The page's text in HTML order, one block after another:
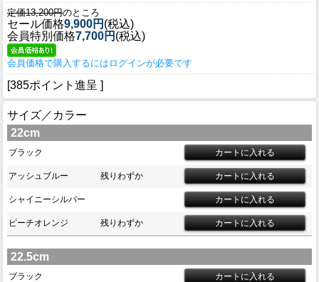
定価13,200円のところ
セール価格9,900円 (税込)
会員特別価格7,700円 (税込)
会員価格で購入するにはログインが必要です
[385ポイント進呈 ]
サイズ／カラー
22cm
ブラック
アッシュブルー 残りわずか
シャイニーシルバー
ピーチオレンジ 残りわずか
22.5cm
ブラック